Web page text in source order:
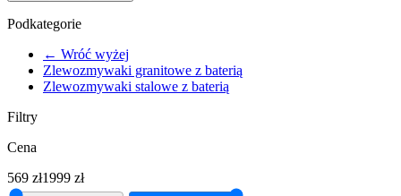
Podkategorie
← Wróć wyżej
Zlewozmywaki granitowe z baterią
Zlewozmywaki stalowe z baterią
Filtry
Cena
569 zł1999 zł